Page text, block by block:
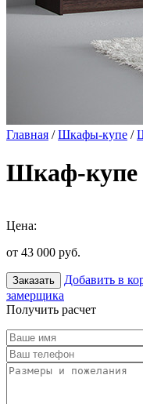
Главная /Шкафы-купе /
Шкаф-купе
Цена:
от 43 000 руб.
Заказать Добавить в
замерщика
Получить расчет